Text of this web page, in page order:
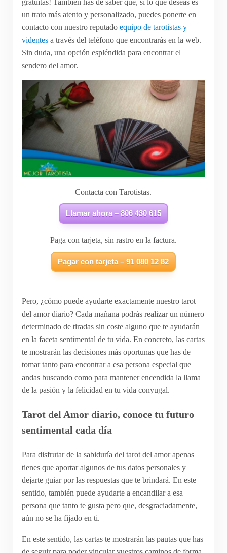
gratuitas! También has de saber que, si lo que deseas es
un trato más atento y personalizado, puedes ponerte en
contacto con nuestro reputado equipo de tarotistas y
videntesa través del teléfono que encontrarás en la web.
Sin duda, una opción espléndida para encontrar el
sendero del amor.
Contacta con Tarotistas.
Llamar ahora – 806 430 615
Paga con tarjeta, sin rastro en la factura.
Pagar con tarjeta – 91 080 12 82
Pero, ¿cómo puede ayudarte exactamente nuestro tarot
del amor diario? Cada mañana podrás realizar un número
determinado de tiradas sin coste alguno que te ayudarán
en la faceta sentimental de tu vida. En concreto, las cartas
te mostrarán las decisiones más oportunas que has de
tomar tanto para encontrar a esa persona especial que
andas buscando como para mantener encendida la llama
de la pasión y la felicidad en tu vida conyugal.
Tarot del Amor diario, conoce tu futuro
sentimental cada día
Para disfrutar de la sabiduría del tarot del amor apenas
tienes que aportar algunos de tus datos personales y
dejarte guiar por las respuestas que te brindará. En este
sentido, también puede ayudarte a encandilar a esa
persona que tanto te gusta pero que, desgraciadamente,
aún no se ha fijado en ti.
En este sentido, las cartas te mostrarán las pautas que has